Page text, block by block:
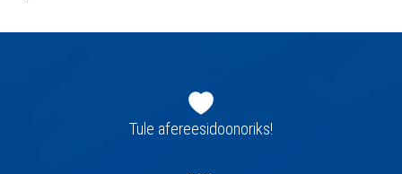
navigatsioonTule afereesidoonoriks!